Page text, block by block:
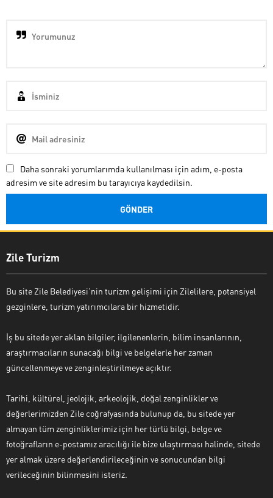
Daha sonraki yorumlarımda kullanılması için adım, e-posta
adresim ve site adresim bu tarayıcıya kaydedilsin.
Zile Turizm
Bu site Zile Belediyesi’nin turizm gelişimi için Zilelilere, potansiyel
gezginlere, turizm yatırımcılara bir hizmetidir.
İş bu sitede yer aklan bilgiler, ilgilenenlerin, bilim insanlarının,
araştırmacıların sunacağı bilgi ve belgelerle her zaman
güncellenmeye ve zenginleştirilmeye açıktır.
Tarihi, kültürel, jeolojik, arkeolojik, doğal zenginlikler ve
değerlerimizden Zile coğrafyasında bulunup da, bu sitede yer
almayan tüm zenginliklerimiz için her türlü bilgi, belge ve
fotoğrafların e-postamız aracılığı ile bize ulaştırması halinde, sitede
yer almak üzere değerlendirileceğinin ve sonucundan bilgi
verileceğinin bilinmesini isteriz.